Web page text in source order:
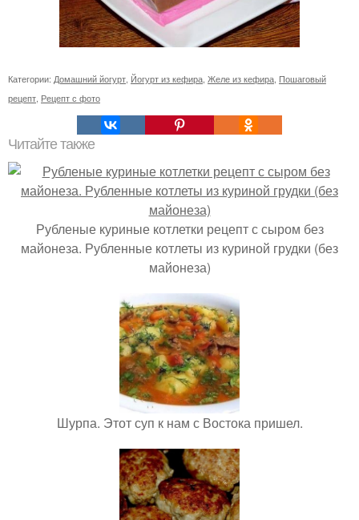
Категории: Домашний йогурт Йогурт из кефира Желе из кефира Пошаговый
рецепт Рецепт с фото
Читайте также
Рубленые куриные котлетки рецепт с сыром без
майонеза. Рубленные котлеты из куриной грудки (без
майонеза)
Шурпа. Этот суп к нам с Востока пришел.